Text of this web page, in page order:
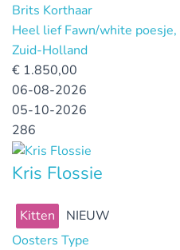
Brits Korthaar
Heel lief Fawn/white
Zuid-Holland
€ 1.850,00
06-08-2026
05-10-2026
286
Kris Flossie
Kitten
NIEUW
Oosters Type